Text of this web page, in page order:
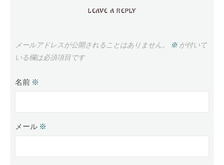
LEAVE A REPLY
メールアドレスが公開されることはありません。 ※が付いて
いる欄は必須項目です
名前 ※
メール ※